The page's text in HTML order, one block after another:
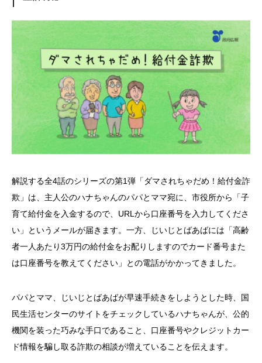
解説する全4話のシリーズの第1弾「ダマされちゃだめ！給付金詐
欺」は、主人公のハナちゃんのパパとママ宛に、市役所から「子
育て給付金を入金するので、URLから口座番号を入力してくださ
い」というメールが届きます。一方、じいじとばあばには「高齢
者一人あたり3万円の給付金をお配りしますのでカード番号また
は口座番号を教えてください」との電話がかかってきました。
パパとママ、じいじとばあばが早速手続きをしようとした時、国
民生活センターのサイトをチェックしているハナちゃんが、公的
機関を装った巧みな手口であること、口座番号やクレジットカー
ド情報を騙し取る詐欺の相談が増えていることを伝えます。